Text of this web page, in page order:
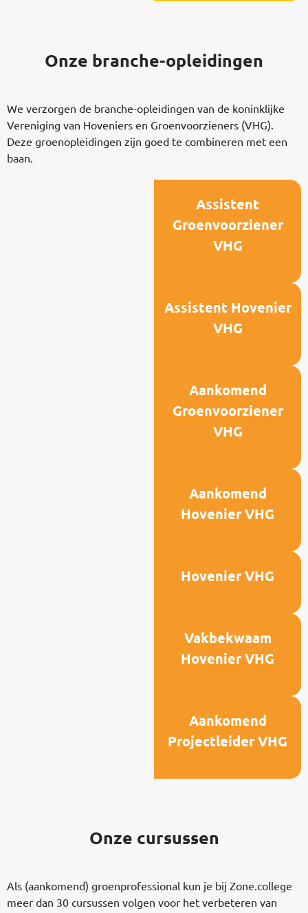
Onze branche-opleidingen
We verzorgen de branche-opleidingen van de koninklijke
Vereniging van Hoveniers en Groenvoorzieners (VHG).
Deze groenopleidingen zijn goed te combineren met een
baan.
Assistent
Groenvoorziener
VHG
Assistent Hovenier
VHG
Aankomend
Groenvoorziener
VHG
Aankomend
Hovenier VHG
Hovenier VHG
Vakbekwaam
Hovenier VHG
Aankomend
Projectleider VHG
Onze cursussen
Als (aankomend) groenprofessional kun je bij Zone.college
meer dan 30 cursussen volgen voor het verbeteren van